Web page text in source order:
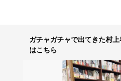
ガチャガチャで出てきた村
はこちら